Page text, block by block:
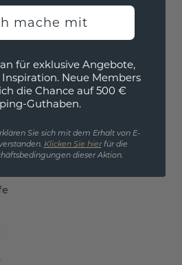
mache mit
für exklusive Angebote,
Inspiration. Neue Members
die Chance auf 500 €
Guthaben.
Sie sich mit dem Erhalt von E-
Klicken Sie hierfür die
dieser Aktion.